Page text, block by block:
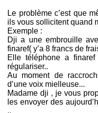
Le problème c’est que
ils vous sollicitent quand
Exemple :
Dji a une embrouille
finaref( y’a 8 francs de
Elle téléphone a
régulariser..
Au moment de
d’une voix mielleuse...
Madame dji , je vous
les envoyer des
..